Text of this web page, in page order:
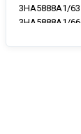
3HA5888A1/63
3HA5888A1/66
3HA5888A6/72